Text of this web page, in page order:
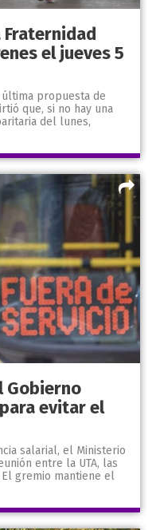
el jueves 5
propuesta de
que, si no hay una
del lunes,
Gobierno
evitar el
salarial, el Ministerio
entre la UTA, las
gremio mantiene el